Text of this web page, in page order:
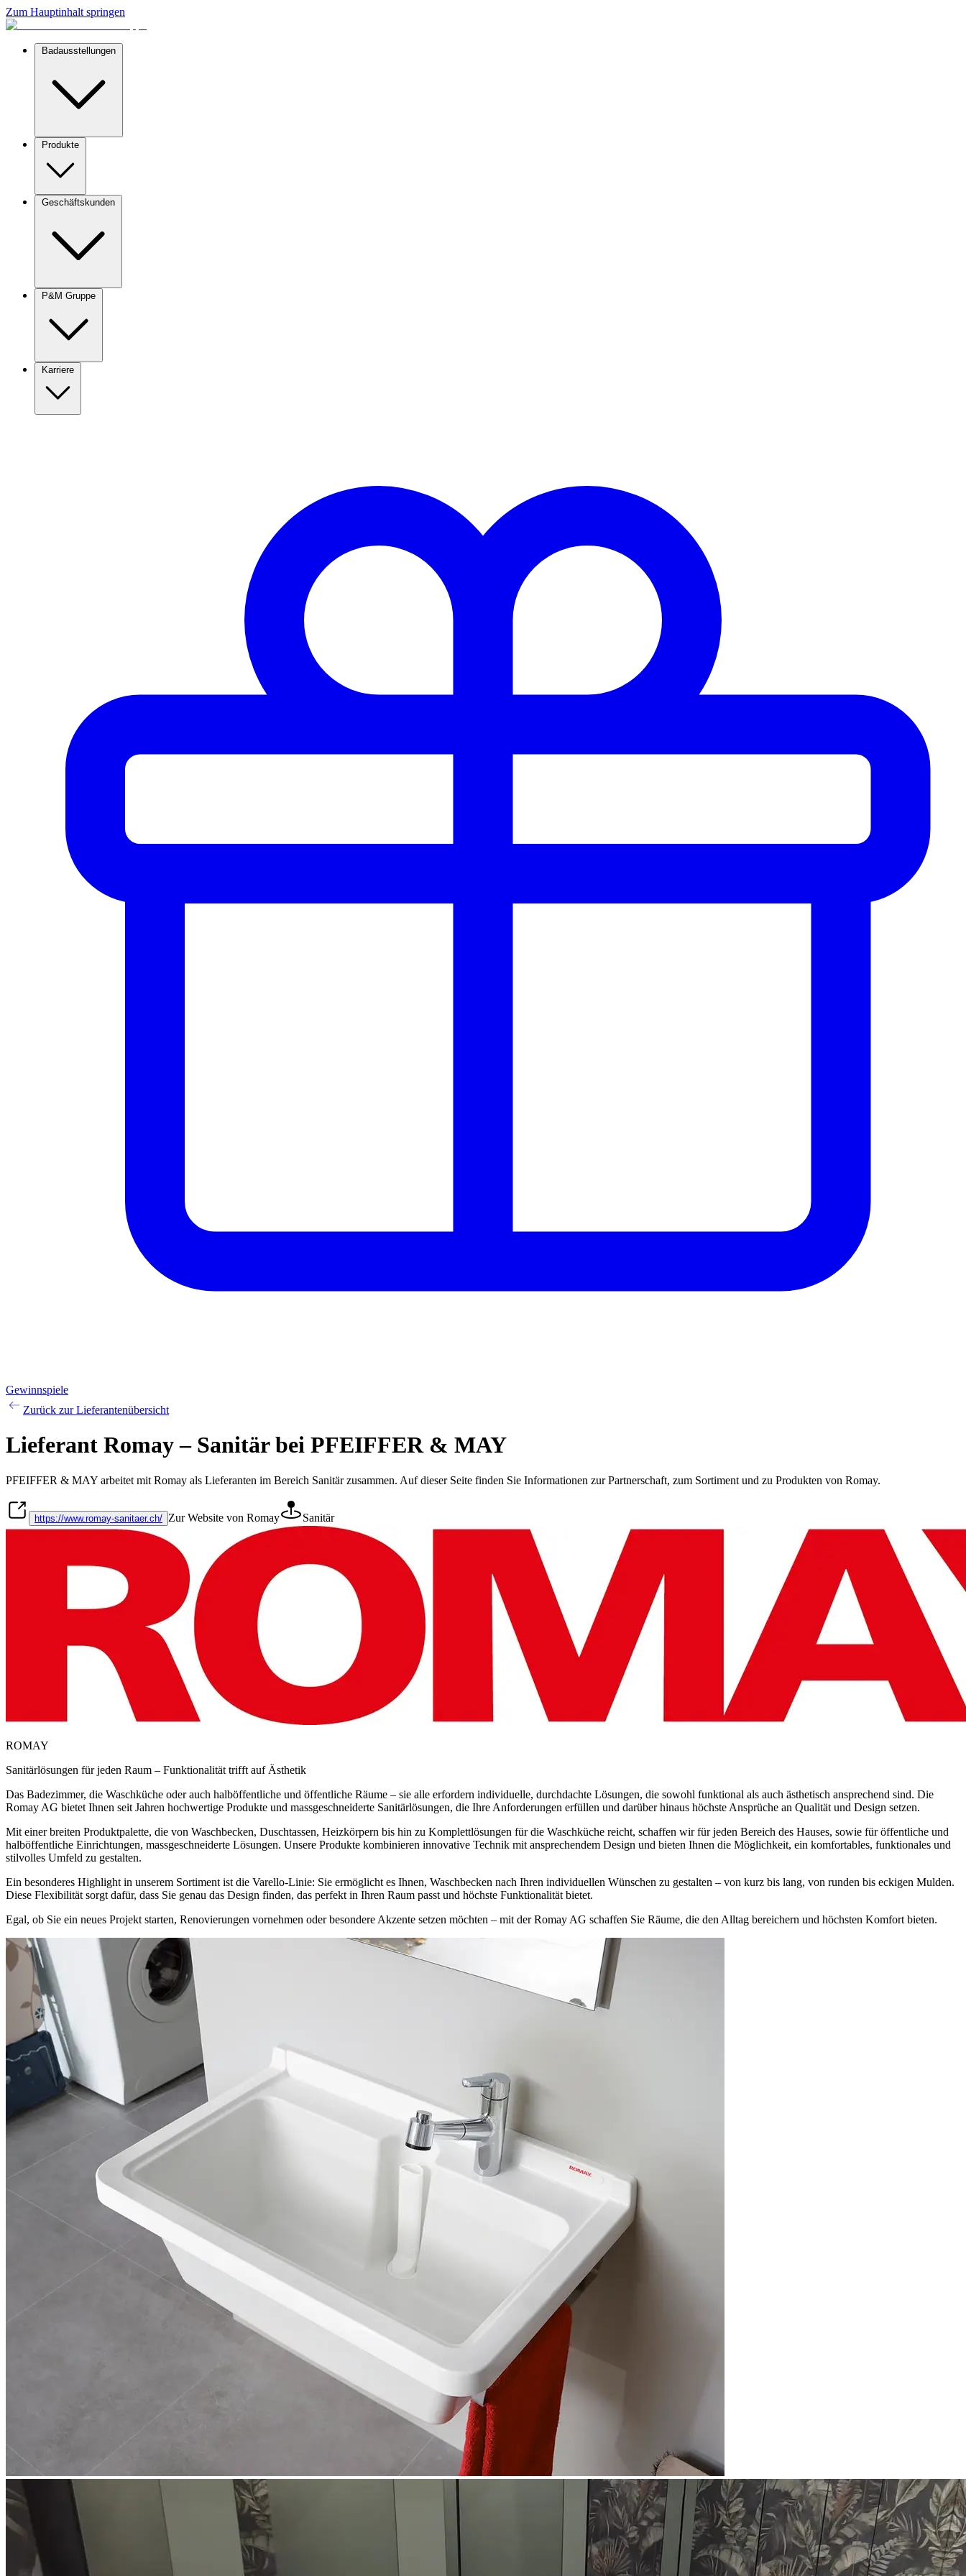
Zum Hauptinhalt springen
Badausstellungen
Produkte
Geschäftskunden
P&M Gruppe
Karriere
Gewinnspiele
Zurück zur Lieferantenübersicht
Lieferant Romay – Sanitär bei PFEIFFER & MAY
PFEIFFER & MAY arbeitet mit Romay als Lieferanten im Bereich Sanitärzusammen. Auf dieser Seite finden Sie Informationen zur Partnerschaft, zum Sortiment und zu Produkten von Romay.
https://www.romay-sanitaer.ch/ Zur Website von Romay Sanitär
ROMAY
Sanitärlösungen für jeden Raum – Funktionalität trifft auf Ästhetik
Das Badezimmer, die Waschküche oder auch halböffentliche und öffentliche Räume – sie alle erfordern individuelle, durchdachte Lösungen, die sowohl funktional als auch ästhetisch ansprechend sind. Die
Romay AG bietet Ihnen seit Jahren hochwertige Produkte und massgeschneiderte Sanitärlösungen, die Ihre Anforderungen erfüllen und darüber hinaus höchste Ansprüche an Qualität und Design setzen.
Mit einer breiten Produktpalette, die von Waschbecken, Duschtassen, Heizkörpern bis hin zu Komplettlösungen für die Waschküche reicht, schaffen wir für jeden Bereich des Hauses, sowie für öffentliche und
halböffentliche Einrichtungen, massgeschneiderte Lösungen. Unsere Produkte kombinieren innovative Technik mit ansprechendem Design und bieten Ihnen die Möglichkeit, ein komfortables, funktionales und
stilvolles Umfeld zu gestalten.
Ein besonderes Highlight in unserem Sortiment ist die Varello-Linie: Sie ermöglicht es Ihnen, Waschbecken nach Ihren individuellen Wünschen zu gestalten – von kurz bis lang, von runden bis eckigen Mulden.
Diese Flexibilität sorgt dafür, dass Sie genau das Design finden, das perfekt in Ihren Raum passt und höchste Funktionalität bietet.
Egal, ob Sie ein neues Projekt starten, Renovierungen vornehmen oder besondere Akzente setzen möchten – mit der Romay AG schaffen Sie Räume, die den Alltag bereichern und höchsten Komfort bieten.